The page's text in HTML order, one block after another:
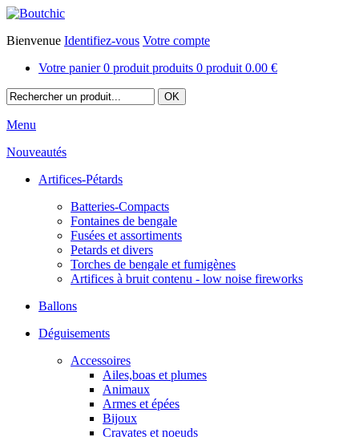
Bienvenue Identifiez-vous Votre compte
Votre panier 0 produit produits 0 produit 0.00 €
Menu
Nouveautés
Artifices-Pétards
Batteries-Compacts
Fontaines de bengale
Fusées et assortiments
Petards et divers
Torches de bengale et fumigènes
Artifices à bruit contenu - low noise fireworks
Ballons
Déguisements
Accessoires
Ailes,boas et plumes
Animaux
Armes et épées
Bijoux
Cravates et noeuds